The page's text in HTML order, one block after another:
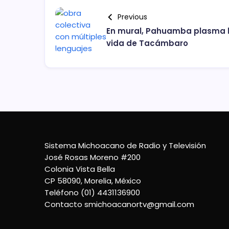
Previous
En mural, Pahuamba plasma
vida de Tacámbaro
Sistema Michoacano de Radio y Televisión
José Rosas Moreno #200
Colonia Vista Bella
CP 58090, Morelia, México
Teléfono (01) 4431136900
Contacto smichoacanortv@gmail.com